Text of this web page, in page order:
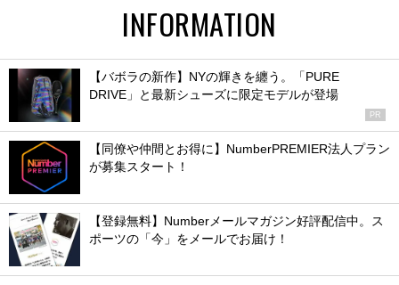
INFORMATION
【バボラの新作】NYの輝きを纏う。「PURE
DRIVE」と最新シューズに限定モデルが登場
PR
【同僚や仲間とお得に】NumberPREMIER法人プラン
が募集スタート！
【登録無料】Numberメールマガジン好評配信中。ス
ポーツの「今」をメールでお届け！